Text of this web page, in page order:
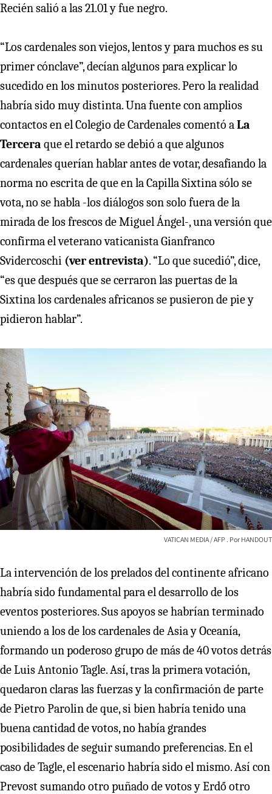
Recién salió a las 21.01 y fue negro.
“Los cardenales son viejos, lentos y para muchos es su
primer cónclave”, decían algunos para explicar lo
sucedido en los minutos posteriores. Pero la realidad
habría sido muy distinta. Una fuente con amplios
contactos en el Colegio de Cardenales comentó aLa
Tercera que el retardo se debió a que algunos
cardenales querían hablar antes de votar, desafiando la
norma no escrita de que en la Capilla Sixtina sólo se
vota, no se habla -los diálogos son solo fuera de la
mirada de los frescos de Miguel Ángel-, una versión que
confirma el veterano vaticanista Gianfranco
Svidercoschi (ver entrevista). “Lo que sucedió”, dice,
“es que después que se cerraron las puertas de la
Sixtina los cardenales africanos se pusieron de pie y
pidieron hablar”.
VATICAN MEDIA / AFP HANDOUT
La intervención de los prelados del continente africano
habría sido fundamental para el desarrollo de los
eventos posteriores. Sus apoyos se habrían terminado
uniendo a los de los cardenales de Asia y Oceanía,
formando un poderoso grupo de más de 40 votos detrás
de Luis Antonio Tagle. Así, tras la primera votación,
quedaron claras las fuerzas y la confirmación de parte
de Pietro Parolin de que, si bien habría tenido una
buena cantidad de votos, no había grandes
posibilidades de seguir sumando preferencias. En el
caso de Tagle, el escenario habría sido el mismo. Así con
Prevost sumando otro puñado de votos y Erdő otro